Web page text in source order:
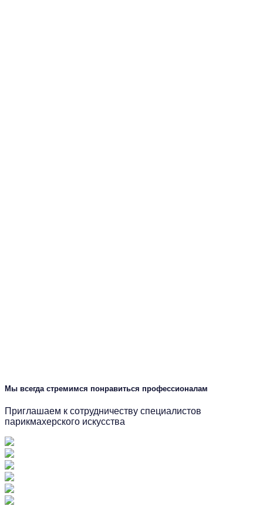
Мы всегда стремимся понравиться профессионалам
Приглашаем к сотрудничеству специалистов
парикмахерского искусства